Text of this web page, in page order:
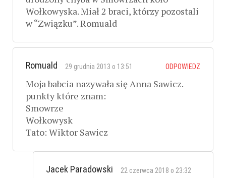
Wołkowyska. Miał 2 braci, którzy pozostali
w “Związku”. Romuald
Romuald 29 grudnia 2013 o 13:51 ODPOWIEDZ
Moja babcia nazywała się Anna Sawicz.
punkty które znam:
Smowrze
Wołkowysk
Tato: Wiktor Sawicz
Jacek Paradowski
22 czerwca 2018 o 23:32